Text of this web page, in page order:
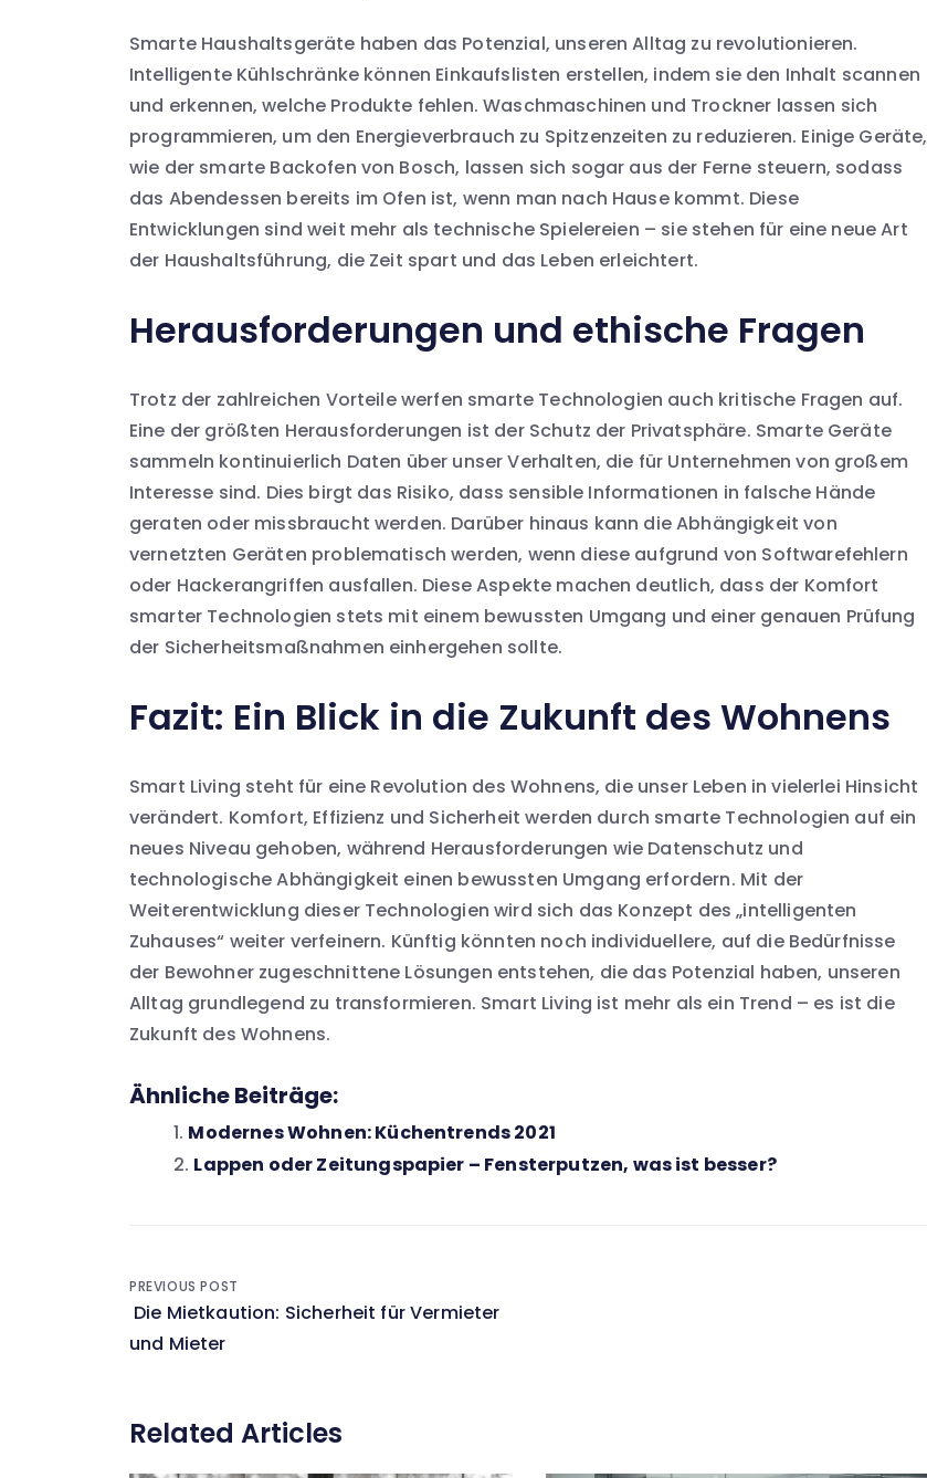
Smarte Haushaltsgeräte haben das Potenzial, unseren Alltag zu revolutionieren.
Intelligente Kühlschränke können Einkaufslisten erstellen, indem sie den Inhalt scannen
und erkennen, welche Produkte fehlen. Waschmaschinen und Trockner lassen sich
programmieren, um den Energieverbrauch zu Spitzenzeiten zu reduzieren. Einige Geräte,
wie der smarte Backofen von Bosch, lassen sich sogar aus der Ferne steuern, sodass
das Abendessen bereits im Ofen ist, wenn man nach Hause kommt. Diese
Entwicklungen sind weit mehr als technische Spielereien – sie stehen für eine neue Art
der Haushaltsführung, die Zeit spart und das Leben erleichtert.
Herausforderungen und ethische Fragen
Trotz der zahlreichen Vorteile werfen smarte Technologien auch kritische Fragen auf.
Eine der größten Herausforderungen ist der Schutz der Privatsphäre. Smarte Geräte
sammeln kontinuierlich Daten über unser Verhalten, die für Unternehmen von großem
Interesse sind. Dies birgt das Risiko, dass sensible Informationen in falsche Hände
geraten oder missbraucht werden. Darüber hinaus kann die Abhängigkeit von
vernetzten Geräten problematisch werden, wenn diese aufgrund von Softwarefehlern
oder Hackerangriffen ausfallen. Diese Aspekte machen deutlich, dass der Komfort
smarter Technologien stets mit einem bewussten Umgang und einer genauen Prüfung
der Sicherheitsmaßnahmen einhergehen sollte.
Fazit: Ein Blick in die Zukunft des Wohnens
Smart Living steht für eine Revolution des Wohnens, die unser Leben in vielerlei Hinsicht
verändert. Komfort, Effizienz und Sicherheit werden durch smarte Technologien auf ein
neues Niveau gehoben, während Herausforderungen wie Datenschutz und
technologische Abhängigkeit einen bewussten Umgang erfordern. Mit der
Weiterentwicklung dieser Technologien wird sich das Konzept des „intelligenten
Zuhauses“ weiter verfeinern. Künftig könnten noch individuellere, auf die Bedürfnisse
der Bewohner zugeschnittene Lösungen entstehen, die das Potenzial haben, unseren
Alltag grundlegend zu transformieren. Smart Living ist mehr als ein Trend – es ist die
Zukunft des Wohnens.
Ähnliche Beiträge:
Modernes Wohnen: Küchentrends 2021
Lappen oder Zeitungspapier – Fensterputzen, was ist besser?
Beitragsnavigation
PREVIOUS POST
Die Mietkaution: Sicherheit für Vermieter
und Mieter
Related Articles